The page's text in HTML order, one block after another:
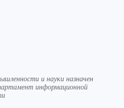
и науки назначен
информационной